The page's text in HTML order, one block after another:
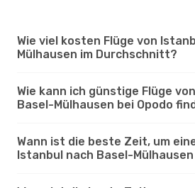
Wie viel kosten Flüge von
Mülhausen im Durchschnitt?
Wie kann ich günstige Flüge
Basel-Mülhausen bei Opodo
Wann ist die beste Zeit, um
Istanbul nach Basel-